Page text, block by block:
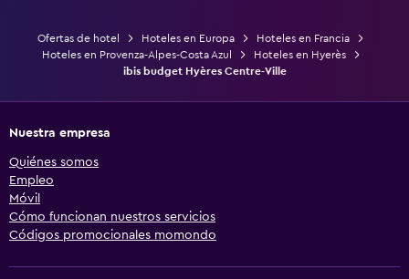
Ofertas de hotel Hoteles en Europa
Hoteles en Francia
Hoteles en Provenza-Alpes-Costa Azul
Hoteles en Hyerès
ibis budget Hyères Centre-Ville
Nuestra empresa
Quiénes somos
Empleo
Móvil
Cómo funcionan nuestros servicios
Códigos promocionales momondo